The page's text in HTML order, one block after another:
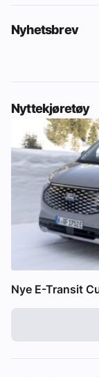
Nyhetsbrev
Nyttekjøretøy
Nye E-Transit